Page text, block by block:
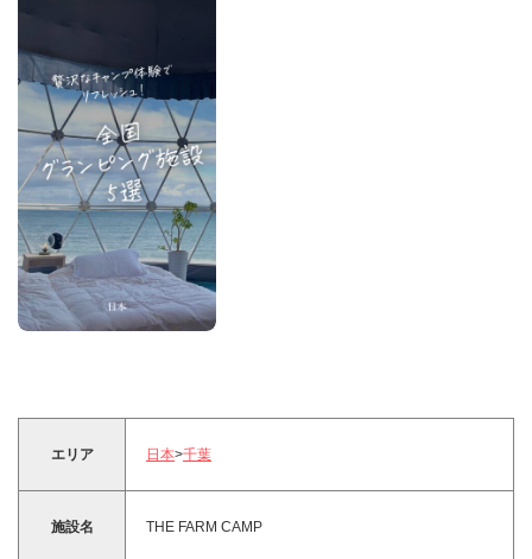
エリア 日本>千葉
施設名 THE FARM CAMP